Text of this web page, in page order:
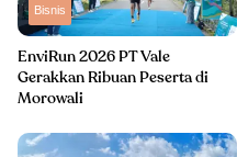
Bisnis
EnviRun 2026 PT Vale
Gerakkan Ribuan Peserta di
Morowali